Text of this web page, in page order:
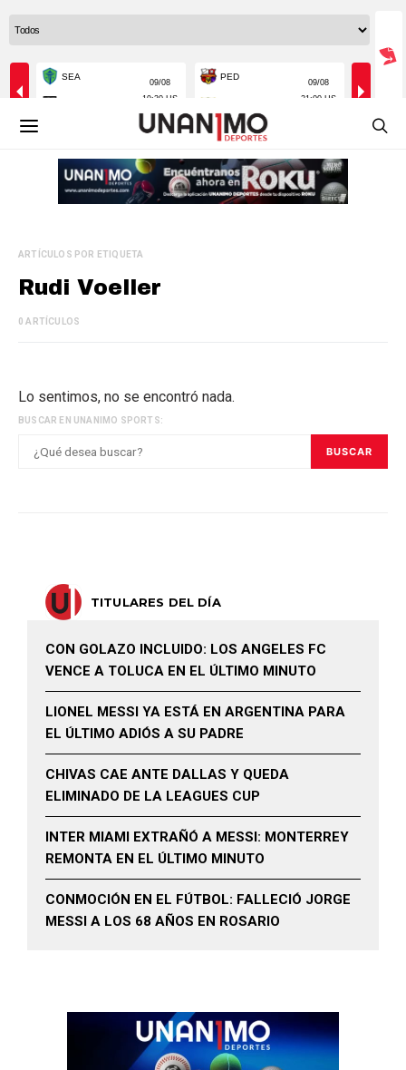
ARTÍCULOS POR ETIQUETA
Rudi Voeller
0 ARTÍCULOS
Lo sentimos, no se encontró nada.
BUSCAR EN UNANIMO SPORTS:
BUSCAR
TITULARES DEL DÍA
CON GOLAZO INCLUIDO: LOS ANGELES FC
VENCE A TOLUCA EN EL ÚLTIMO MINUTO
LIONEL MESSI YA ESTÁ EN ARGENTINA PARA
EL ÚLTIMO ADIÓS A SU PADRE
CHIVAS CAE ANTE DALLAS Y QUEDA
ELIMINADO DE LA LEAGUES CUP
INTER MIAMI EXTRAÑÓ A MESSI: MONTERREY
REMONTA EN EL ÚLTIMO MINUTO
CONMOCIÓN EN EL FÚTBOL: FALLECIÓ JORGE
MESSI A LOS 68 AÑOS EN ROSARIO